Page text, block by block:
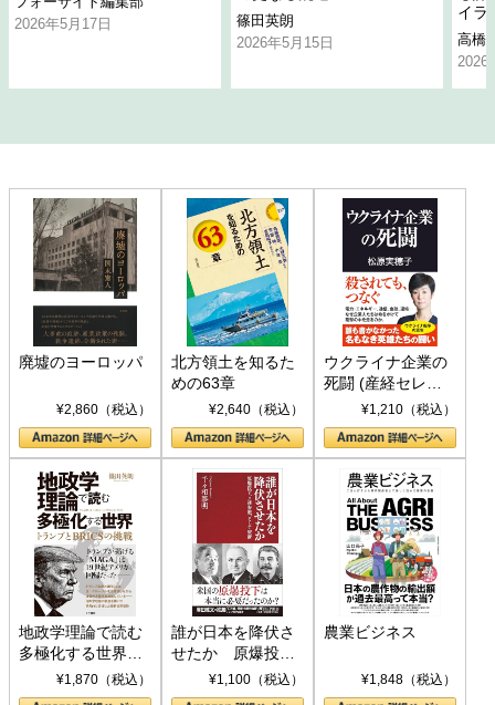
2026年5月17日
篠田英朗
2026年5月15日
イラ
高橋
2026
廃墟のヨーロッパ
¥2,860（税込）
北方領土を知るた
めの63章
¥2,640（税込）
ウクライナ企業の
死闘 (産経セレク
ト S 039)¥1,210（税込）
地政学理論で読む
多極化する世界：
トランプとBRICS
の挑戦
¥1,870（税込）
誰が日本を降伏さ
せたか 原爆投
下、ソ連参戦、そ
して聖断 (PHP新
¥1,100（税込）
農業ビジネス
¥1,848（税込）